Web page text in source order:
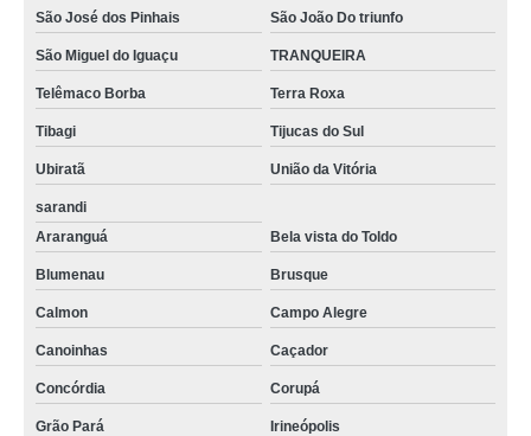
São José dos Pinhais São João Do triunfo
São Miguel do Iguaçu TRANQUEIRA
Telêmaco Borba Terra Roxa
Tibagi Tijucas do Sul
Ubiratã União da Vitória
sarandi
Araranguá
Bela vista do Toldo
Blumenau Brusque
Calmon Campo Alegre
Canoinhas Caçador
Concórdia Corupá
Grão Pará Irineópolis